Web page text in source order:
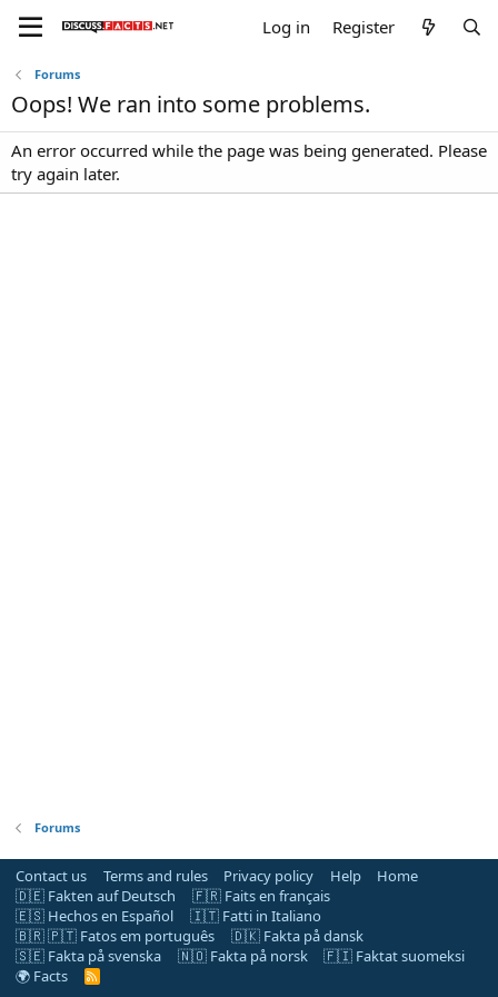
Log in Register
Forums
Oops! We ran into some problems.
An error occurred while the page was being generated. Please
try again later.
Forums
Contact us Terms and rules Privacy policy Help
Home
🇩🇪 Fakten auf Deutsch
🇫🇷 Faits en français
🇪🇸 Hechos en Español
🇮🇹 Fatti in Italiano
🇧🇷 🇵🇹 Fatos em português
🇩🇰 Fakta på dansk
🇸🇪 Fakta på svenska
🇳🇴 Fakta på norsk
🇫🇮 Faktat suomeksi
🌍 Facts
R